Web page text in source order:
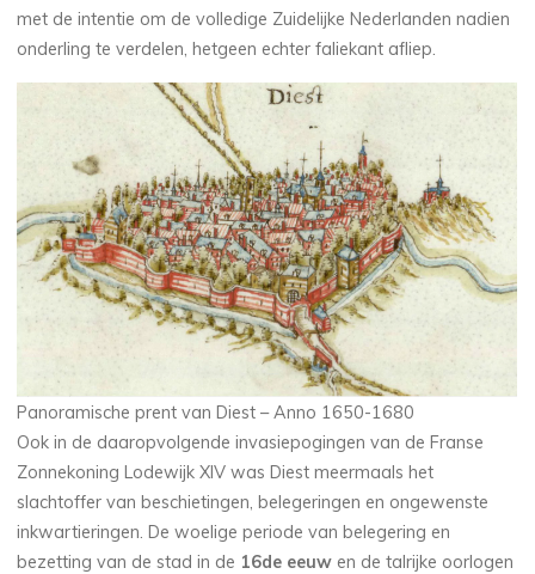
met de intentie om de volledige Zuidelijke Nederlanden nadien
onderling te verdelen, hetgeen echter faliekant afliep.
Panoramische prent van Diest – Anno 1650-1680
Ook in de daaropvolgende invasiepogingen van de Franse
Zonnekoning Lodewijk XIV was Diest meermaals het
slachtoffer van beschietingen, belegeringen en ongewenste
inkwartieringen. De woelige periode van belegering en
bezetting van de stad in de 16de eeuw en de talrijke oorlogen